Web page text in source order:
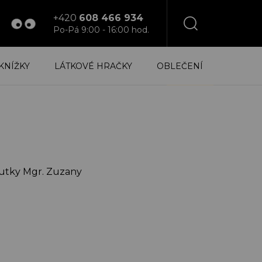
+420 608 466 934
Po-Pá 9:00 - 16:00 hod.
KOŠÍK
LÁTKOVÉ HRAČKY OBLEČENÍ
Mgr. Zuzany